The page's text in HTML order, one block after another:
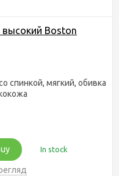
Boston
спинкой, мягкий, обивка
In stock